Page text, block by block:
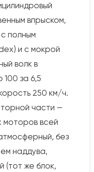
впрыском,
полным
и с мокрой
волк в
100 за 6,5
250 км/ч.
части —
моторов всей
без
наддува,
(тот же блок,